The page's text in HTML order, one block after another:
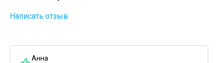
Написать отзыв
Анна